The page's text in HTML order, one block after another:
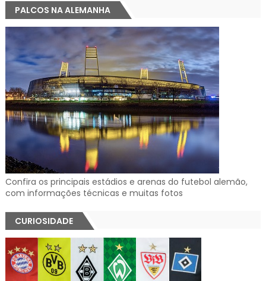
PALCOS NA ALEMANHA
Confira os principais estádios e arenas do futebol alemão,
com informações técnicas e muitas fotos
CURIOSIDADE